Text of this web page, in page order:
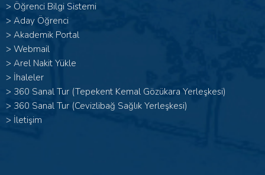
> Öğrenci Bilgi Sistemi
> Aday Öğrenci
> Akademik Portal
> Webmail
> Arel Nakit Yükle
> İhaleler
> 360 Sanal Tur (Tepekent Kemal Gözükara Yerleşkesi)
> 360 Sanal Tur (Cevizlibağ Sağlık Yerleşkesi)
> İletişim